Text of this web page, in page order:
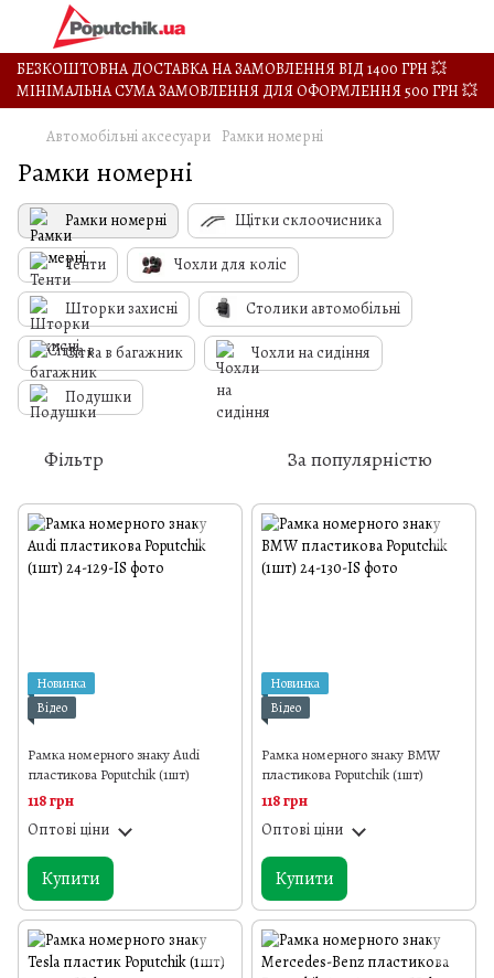
БЕЗКОШТОВНА ДОСТАВКА НА ЗАМОВЛЕННЯ ВІД 1400 ГРН 💥
МІНІМАЛЬНА СУМА ЗАМОВЛЕННЯ ДЛЯ ОФОРМЛЕННЯ 500 ГРН 💥
Автомобільні аксесуари Рамки номерні
Рамки номерні
Рамки номерні Щітки склоочисника
Тенти Чохли для коліс
Шторки захисні Столики автомобільні
Сітка в багажник Чохли на сидіння
Подушки
Фільтр За популярністю
Новинка
Відео
Рамка номерного знаку Audi
пластикова Poputchik (1шт)
118 грн
Оптові ціни
Купити
Новинка
Відео
Рамка номерного знаку BMW
пластикова Poputchik (1шт)
118 грн
Оптові ціни
Купити